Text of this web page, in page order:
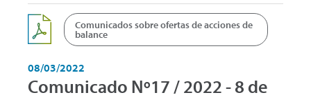
Comunicados sobre ofertas de acciones de
balance
08/03/2022
Comunicado Nº17 / 2022 - 8 de